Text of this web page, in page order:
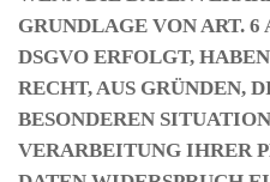
GRUNDLAGE VON ART. 6
DSGVO ERFOLGT,
RECHT, AUS GRÜNDEN,
BESONDEREN
VERARBEITUNG IHRER